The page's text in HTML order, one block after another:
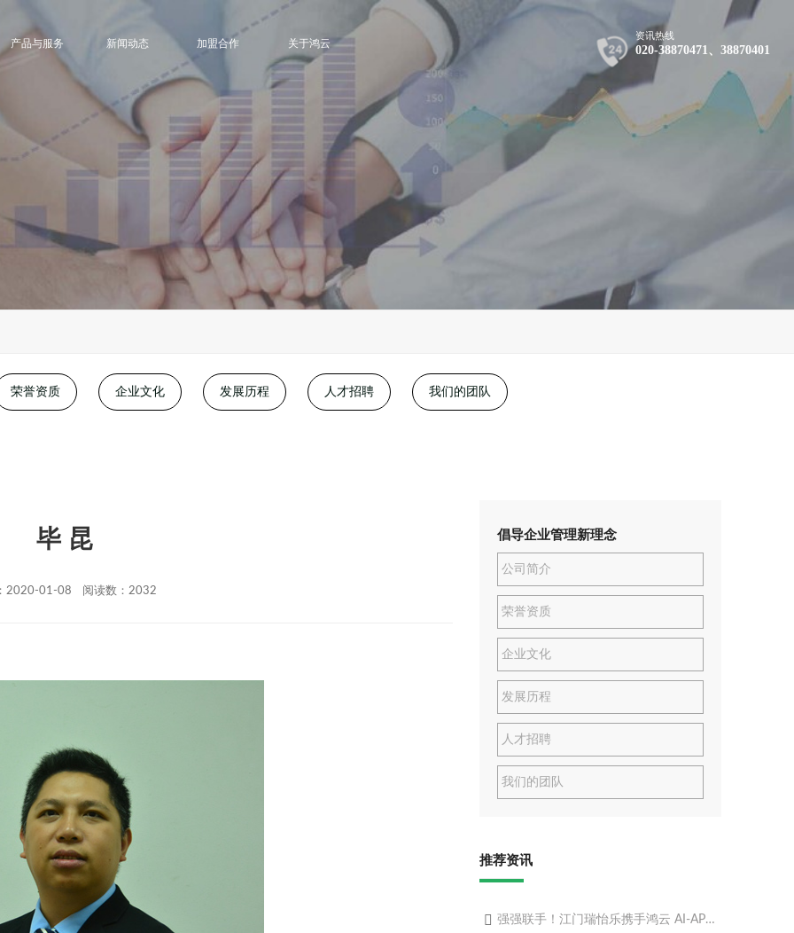
产品与服务 新闻动态 加盟合作 关于鸿云
资讯热线
020-38870471、38870401
荣誉资质 企业文化 发展历程 人才招聘 我们的团队
毕 昆
2020-01-08 阅读数：2032
倡导企业管理新理念
公司简介
荣誉资质
企业文化
发展历程
人才招聘
我们的团队
推荐资讯
强强联手！江门瑞怡乐携手鸿云 AI-APS 高级排程项目正式启动，解锁食品制造柔性智造新动能